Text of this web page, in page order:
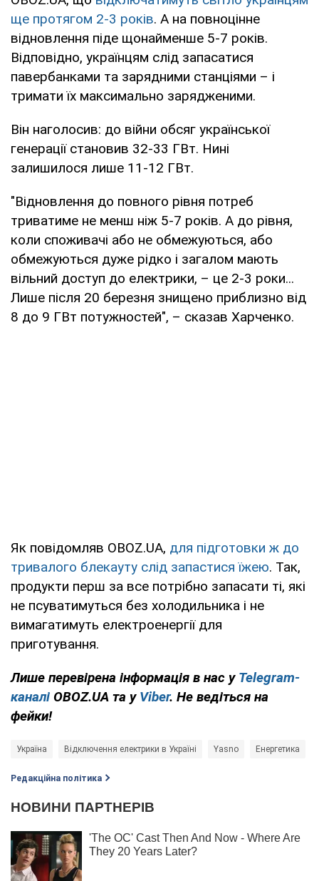
ще протягом 2-3 років. А на повноцінне
відновлення піде щонайменше 5-7 років.
Відповідно, українцям слід запасатися
павербанками та зарядними станціями – і
тримати їх максимально зарядженими.
Він наголосив: до війни обсяг української
генерації становив 32-33 ГВт. Нині
залишилося лише 11-12 ГВт.
"Відновлення до повного рівня потреб
триватиме не менш ніж 5-7 років. А до рівня,
коли споживачі або не обмежуються, або
обмежуються дуже рідко і загалом мають
вільний доступ до електрики, – це 2-3 роки...
Лише після 20 березня знищено приблизно від
8 до 9 ГВт потужностей", – сказав Харченко.
Як повідомляв OBOZ.UA, для підготовки ж до
тривалого блекауту слід запастися їжею. Так,
продукти перш за все потрібно запасати ті, які
не псуватимуться без холодильника і не
вимагатимуть електроенергії для
приготування.
Лише перевірена інформація в нас у Telegram-
каналі OBOZ.UA та у Viber. Не ведіться на
фейки!
Україна Відключення електрики в Україні Yasno Енергетика
Редакційна політика